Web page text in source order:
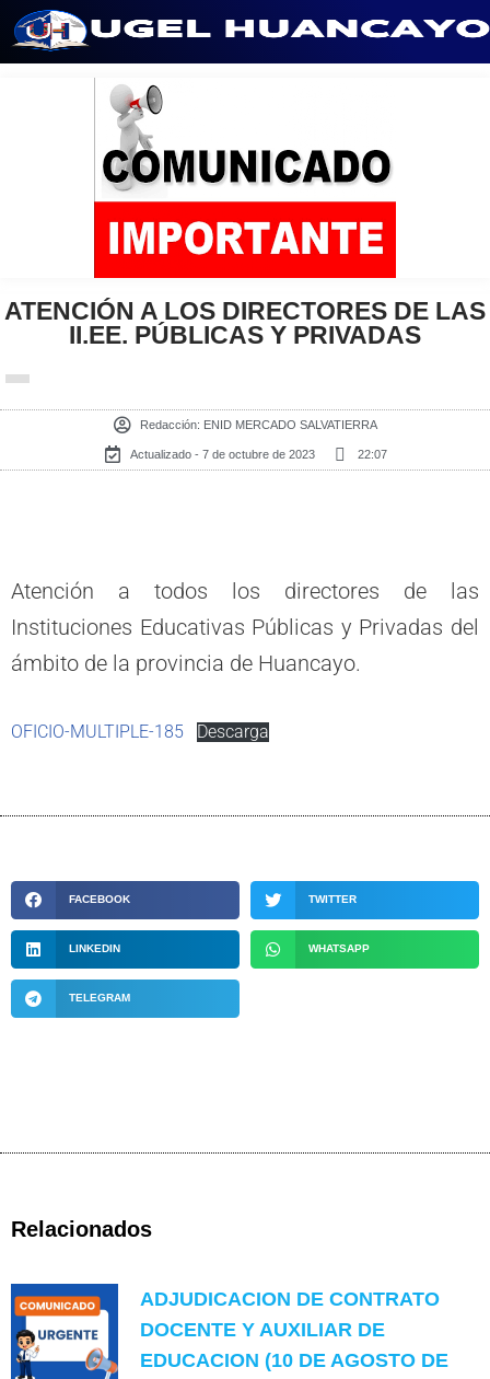
ATENCIÓN A LOS DIRECTORES DE LAS
II.EE. PÚBLICAS Y PRIVADAS
Redacción: ENID MERCADO SALVATIERRA
Actualizado - 7 de octubre de 2023 22:07
Atención a todos los directores de las
Instituciones Educativas Públicas y Privadas del
ámbito de la provincia de Huancayo.
OFICIO-MULTIPLE-185 Descarga
FACEBOOK TWITTER
LINKEDIN WHATSAPP
TELEGRAM
Relacionados
ADJUDICACION DE CONTRATO
DOCENTE Y AUXILIAR DE
EDUCACION (10 DE AGOSTO DE